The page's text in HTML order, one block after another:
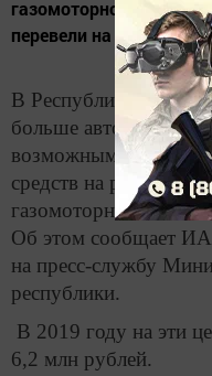
газомоторного
перевели на метан
В Республике
больше автомобилей
возможным
средств на
газомоторного
Об этом сообщает
на пресс-службу
республики.
В 2019 году на эти
6,2 млн рублей.